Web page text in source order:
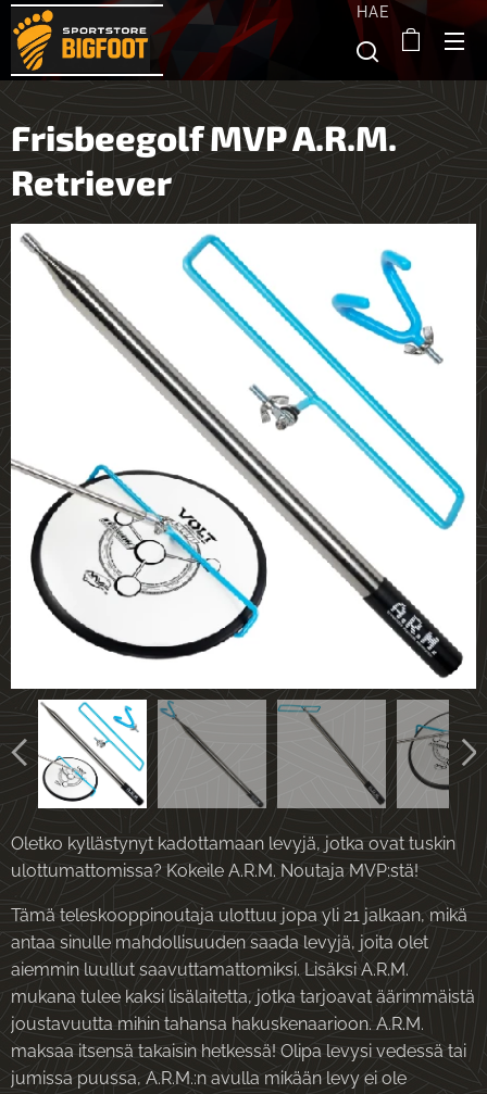
HAE
Frisbeegolf MVP A.R.M.
Retriever
Oletko kyllästynyt kadottamaan levyjä, jotka ovat tuskin
ulottumattomissa? Kokeile A.R.M. Noutaja MVP:stä!
Tämä teleskooppinoutaja ulottuu jopa yli 21 jalkaan, mikä
antaa sinulle mahdollisuuden saada levyjä, joita olet
aiemmin luullut saavuttamattomiksi. Lisäksi A.R.M.
mukana tulee kaksi lisälaitetta, jotka tarjoavat äärimmäistä
joustavuutta mihin tahansa hakuskenaarioon. A.R.M.
maksaa itsensä takaisin hetkessä! Olipa levysi vedessä tai
jumissa puussa, A.R.M.:n avulla mikään levy ei ole